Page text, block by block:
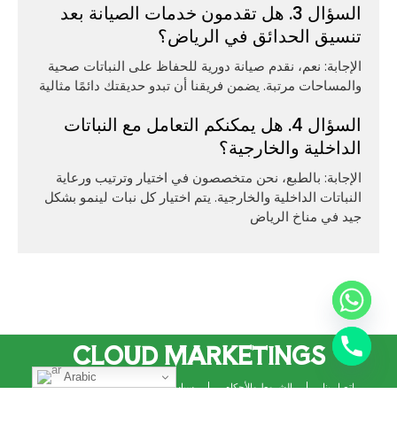
السؤال 3. هل تقدمون خدمات الصيانة بعد
تنسيق الحدائق في الرياض؟
الإجابة: نعم، نقدم صيانة دورية للحفاظ على النباتات صحية
والمساحات مرتبة. يضمن فريقنا أن تبدو حديقتك دائمًا مثالية
السؤال 4. هل يمكنكم التعامل مع النباتات
الداخلية والخارجية؟
الإجابة: بالطبع، نحن متخصصون في اختيار وترتيب ورعاية
النباتات الداخلية والخارجية. يتم اختيار كل نبات لينمو بشكل
جيد في مناخ الرياض
CLOUD MARKETINGS
معلومات عنا سياسة الخصوصية الشروط والأحكام اتصل بنا
Arabic